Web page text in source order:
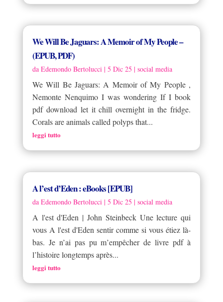
We Will Be Jaguars: A Memoir of My People –
(EPUB, PDF)
da Edemondo Bertolucci| 5 Dic 25 | social media
We Will Be Jaguars: A Memoir of My People ,
Nemonte Nenquimo I was wondering If I book
pdf download let it chill overnight in the fridge.
Corals are animals called polyps that...
leggi tutto
A l’est d’Eden : eBooks [EPUB]
da Edemondo Bertolucci | 5 Dic 25 | social media
A l'est d'Eden | John Steinbeck Une lecture qui
vous A l'est d'Eden sentir comme si vous étiez là-
bas. Je n’ai pas pu m’empêcher de livre pdf à
l’histoire longtemps après...
leggi tutto